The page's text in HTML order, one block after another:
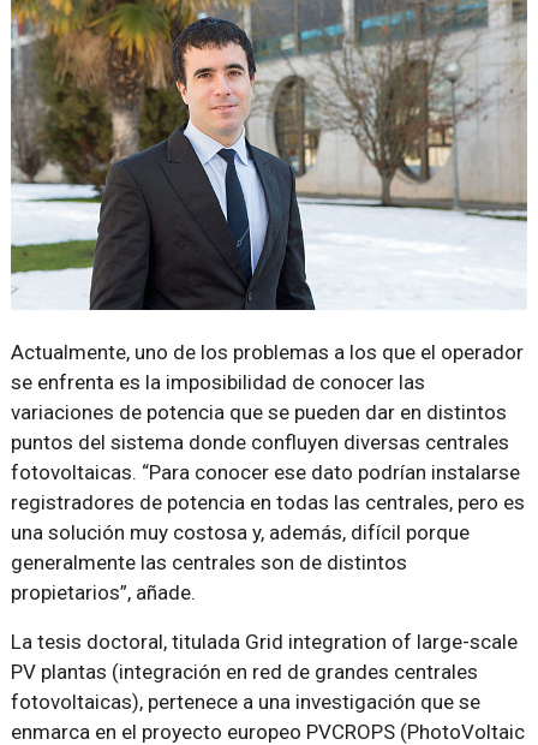
Actualmente, uno de los problemas a los que el operador
se enfrenta es la imposibilidad de conocer las
variaciones de potencia que se pueden dar en distintos
puntos del sistema donde confluyen diversas centrales
fotovoltaicas. Para conocer ese dato podrían instalarse
registradores de potencia en todas las centrales, pero es
una solución muy costosa y, además, difícil porque
generalmente las centrales son de distintos
propietarios , añade.
La tesis doctoral, titulada Grid integration of large-scale
PV plantas (integración en red de grandes centrales
fotovoltaicas), pertenece a una investigación que se
enmarca en el proyecto europeo PVCROPS (PhotoVoltaic